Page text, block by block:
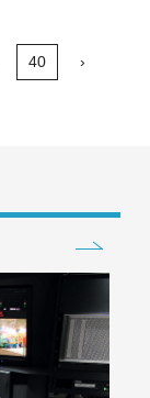
40 ›